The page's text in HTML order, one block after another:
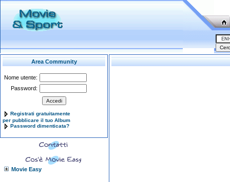
Area Community
Nome utente:
Password:
Registrati gratuitamente
per pubblicare il tuo Album
Password dimenticata?
Movie Easy